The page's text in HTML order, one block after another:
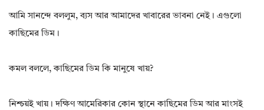
আমি সানন্দে বললুম, ব্যস আর আমাদের খাবারের ভাবনা নেই। এগুলো
কাছিমের ডিম।
কমল বললে, কাছিমের ডিম কি মানুষে খায়?
নিশ্চয়ই খায়। দক্ষিণ আমেরিকার কোন স্থানে কাছিমের ডিম আর মাংসই